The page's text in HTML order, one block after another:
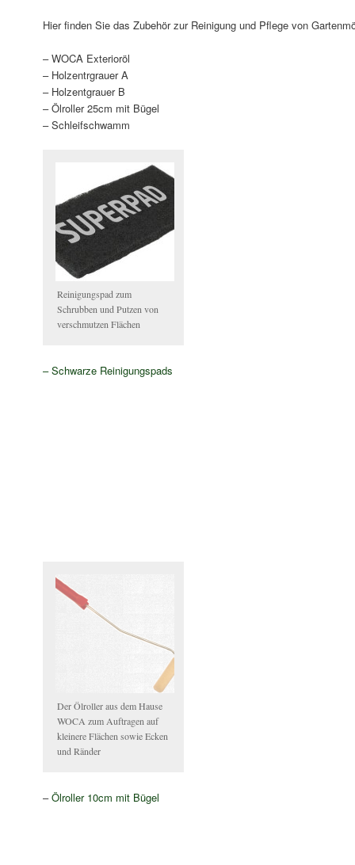
Hier finden Sie das Zubehör zur Reinigung und Pflege von
– WOCA Exterioröl
– Holzentrgrauer A
– Holzentgrauer B
– Ölroller 25cm mit Bügel
– Schleifschwamm
Reinigungspad zum
Schrubben und Putzen von
verschmutzen Flächen
– Schwarze Reinigungspads
Der Ölroller aus dem Hause
WOCA zum Auftragen auf
kleinere Flächen sowie Ecken
und Ränder
–Ölroller 10cm mit Bügel